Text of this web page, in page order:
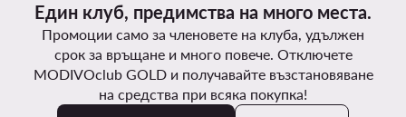
Един клуб, предимства на много места.
Промоции само за членовете на клуба, удължен
срок за връщане и много повече. Отключете
MODIVOclub GOLD и получавайте възстановяване
на средства при всяка покупка!